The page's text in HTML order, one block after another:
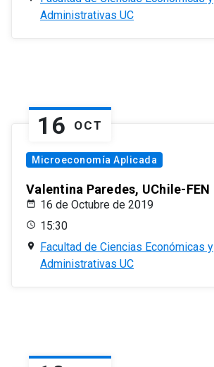
Administrativas UC
16 OCT
Microeconomía Aplicada
Valentina Paredes, UChile-FEN
16 de Octubre de 2019
15:30
Facultad de Ciencias Económicas y
Administrativas UC